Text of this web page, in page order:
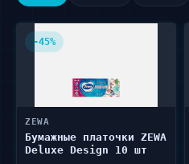
-45%
ZEWA
Бумажные платочки ZEWA
Deluxe Design 10 шт